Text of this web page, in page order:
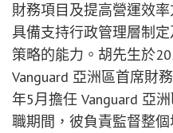
財務項目及提高營運效
具備支持行政管理層制
策略的能力。胡先生於
Vanguard 亞洲區首席財
年5月擔任 Vanguard 亞
職期間，彼負責監督整